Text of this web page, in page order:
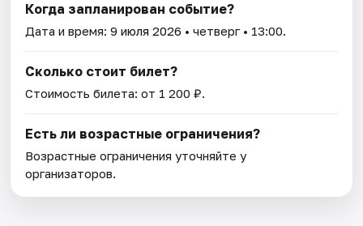
Когда запланирован событие?
Дата и время:9 июля 2026 • четверг • 13:00.
Сколько стоит билет?
Стоимость билета: от 1 200 ₽.
Есть ли возрастные ограничения?
Возрастные ограничения уточняйте у
организаторов.